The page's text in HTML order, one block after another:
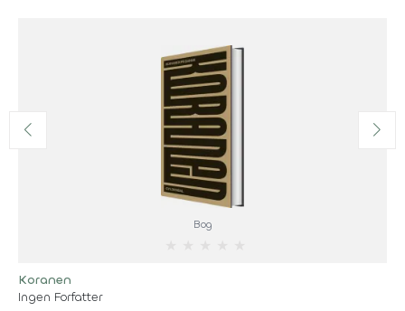
Bog
Koranen
Ingen Forfatter